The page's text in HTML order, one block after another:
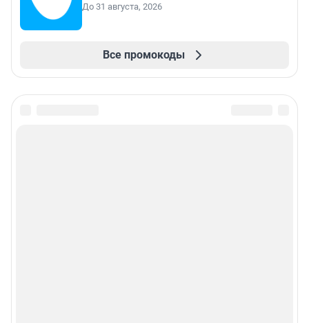
До 31 августа, 2026
Все промокоды